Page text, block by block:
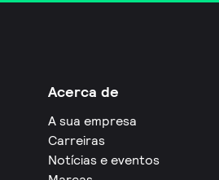
Acerca de
A sua empresa
Carreiras
Notícias e eventos